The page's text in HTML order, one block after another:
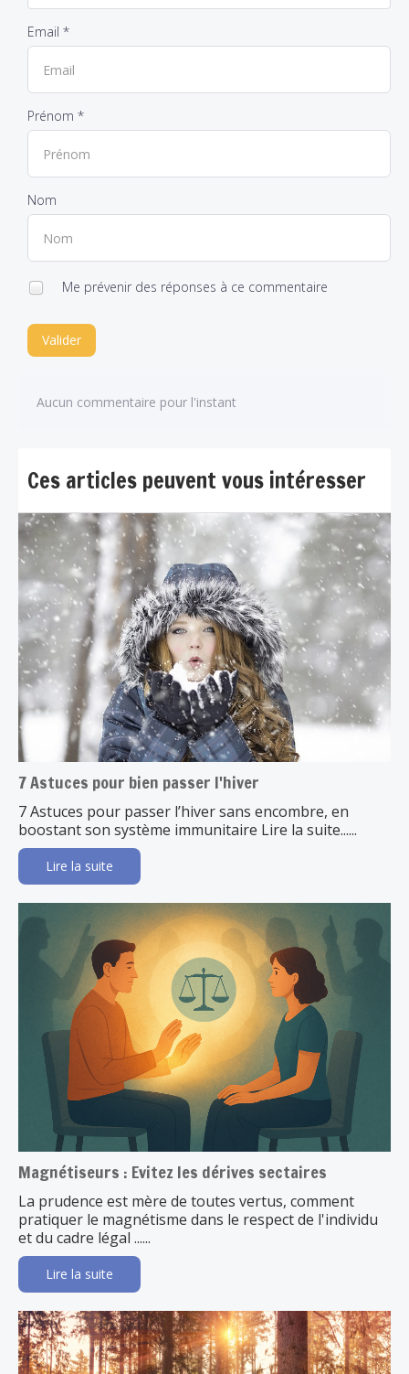
Email *
Prénom *
Nom
Me prévenir des réponses à ce commentaire
Valider
Aucun commentaire pour l'instant
Ces articles peuvent vous intéresser
7 Astuces pour bien passer l'hiver
7 Astuces pour passer l’hiver sans encombre, en
boostant son système immunitaire Lire la suite......
Lire la suite
Magnétiseurs : Evitez les dérives sectaires
La prudence est mère de toutes vertus, comment
pratiquer le magnétisme dans le respect de l'individu
et du cadre légal ......
Lire la suite